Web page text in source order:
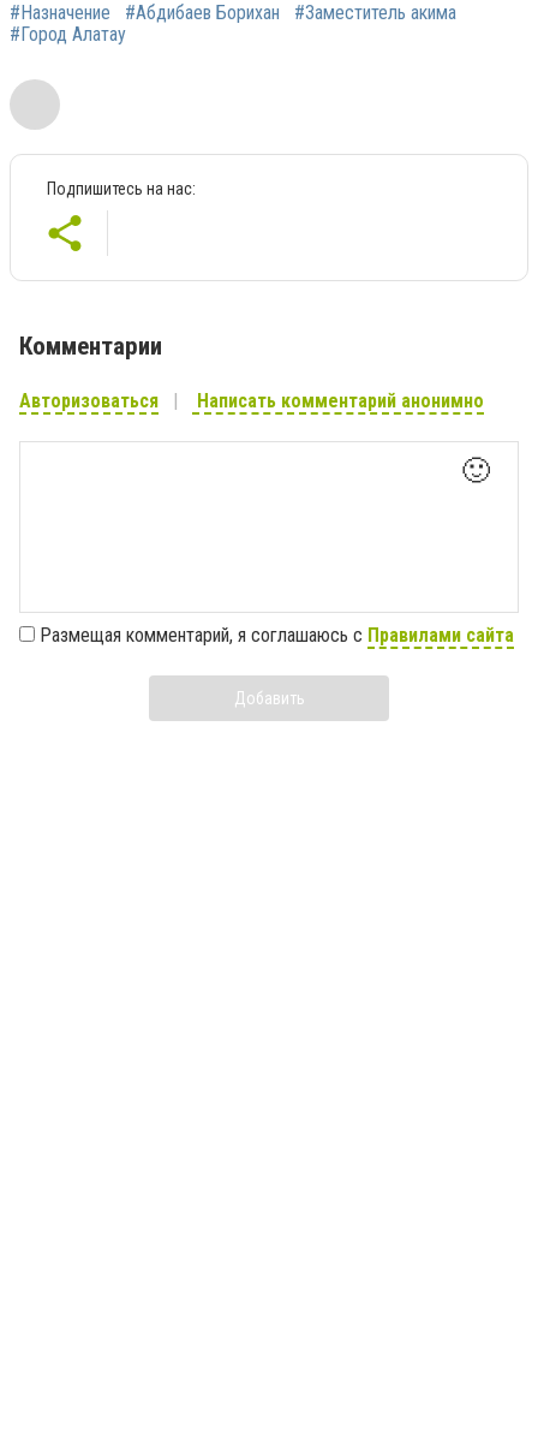
#Назначение
#Абдибаев Борихан
#Заместитель акима
#Город Алатау
Подпишитесь на нас:
Комментарии
Авторизоваться Написать комментарий анонимно
🙂
Размещая комментарий, я соглашаюсь с Правилами сайта
Добавить